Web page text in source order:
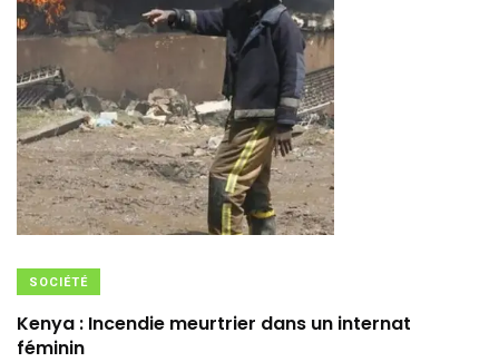
SOCIÉTÉ
Kenya : Incendie meurtrier dans un internat
féminin